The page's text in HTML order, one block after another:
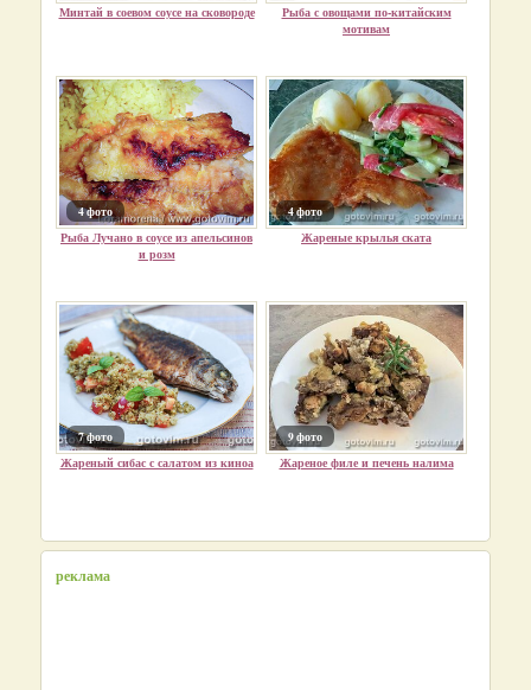
Минтай в соевом соусе на сковороде
Рыба с овощами по-китайским
мотивам
4 фото
Рыба Лучано в соусе из апельсинов
и розм
4 фото
Жареные крылья ската
7 фото
Жареный сибас с салатом из киноа
9 фото
Жареное филе и печень налима
реклама